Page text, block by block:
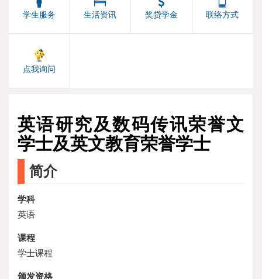
学生服务 生活资讯 奖贷学金 联络方式
点我询问
英语研究及数码传讯荣誉文
学士及英文教育荣誉学士
简介
学科
英语
课程
学士课程
颁发资格